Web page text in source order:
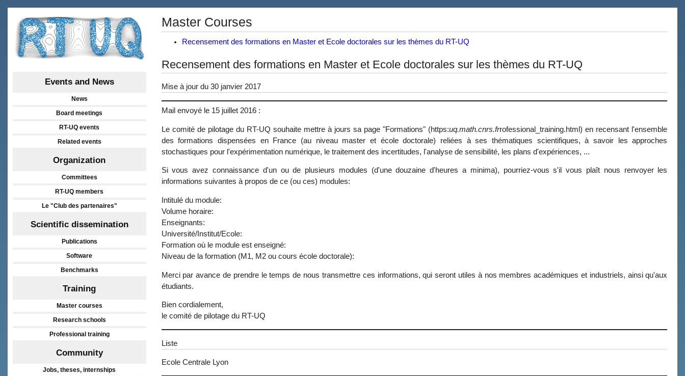
Events and News
News
Board meetings
RT-UQ events
Related events
Organization
Committees
RT-UQ members
Le "Club des partenaires"
Scientific dissemination
Publications
Software
Benchmarks
Training
Master courses
Research schools
Professional training
Community
Jobs, theses, internships
Master Courses
Recensement des formations en Master et Ecole doctorales sur les thèmes du RT-UQ
Recensement des formations en Master et Ecole doctorales sur les thèmes du RT-UQ
Mise à jour du 30 janvier 2017
Mail envoyé le 15 juillet 2016 :
Le comité de pilotage du RT-UQ souhaite mettre à jours sa page "Formations" (https:uq.math.cnrs.frrofessional_training.html) en recensant l'ensemble
des formations dispensées en France (au niveau master et école doctorale) reliées à ses thématiques scientifiques, à savoir les approches
stochastiques pour l'expérimentation numérique, le traitement des incertitudes, l'analyse de sensibilité, les plans d'expériences, ...
Si vous avez connaissance d'un ou de plusieurs modules (d'une douzaine d'heures a minima), pourriez-vous s'il vous plaît nous renvoyer les
informations suivantes à propos de ce (ou ces) modules:
Intitulé du module:
Volume horaire:
Enseignants:
Université/Institut/Ecole:
Formation où le module est enseigné:
Niveau de la formation (M1, M2 ou cours école doctorale):
Merci par avance de prendre le temps de nous transmettre ces informations, qui seront utiles à nos membres académiques et industriels, ainsi qu'aux
étudiants.
Bien cordialement,
le comité de pilotage du RT-UQ
Liste
Ecole Centrale Lyon